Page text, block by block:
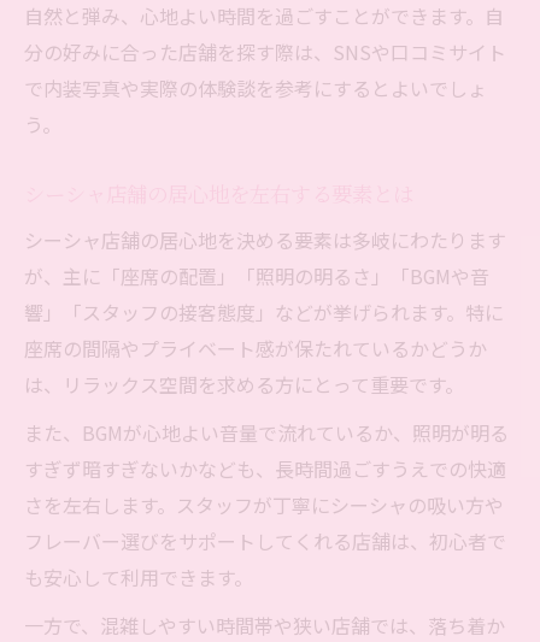
自然と弾み、心地よい時間を過ごすことができます。自
分の好みに合った店舗を探す際は、SNSや口コミサイト
で内装写真や実際の体験談を参考にするとよいでしょ
う。
シーシャ店舗の居心地を決める要素は多岐にわたります
が、主に「座席の配置」「照明の明るさ」「BGMや音
響」「スタッフの接客態度」などが挙げられます。特に
座席の間隔やプライベート感が保たれているかどうか
は、リラックス空間を求める方にとって重要です。
また、BGMが心地よい音量で流れているか、照明が明る
すぎず暗すぎないかなども、長時間過ごすうえでの快適
さを左右します。スタッフが丁寧にシーシャの吸い方や
フレーバー選びをサポートしてくれる店舗は、初心者で
も安心して利用できます。
一方で、混雑しやすい時間帯や狭い店舗では、落ち着か